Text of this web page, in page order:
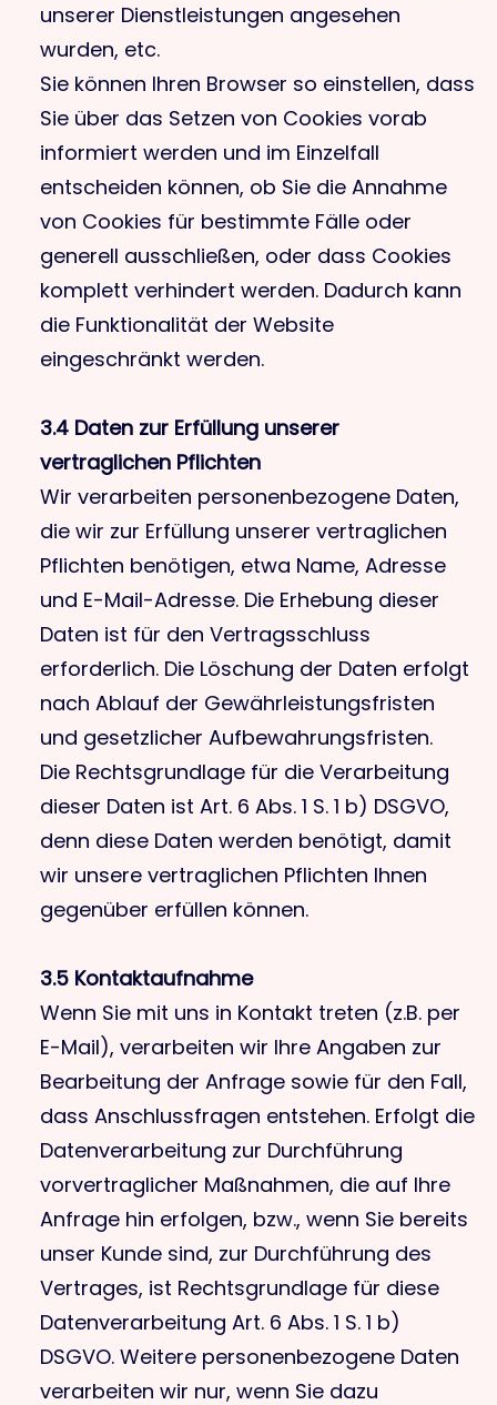
unserer Dienstleistungen angesehen
wurden, etc.
Sie können Ihren Browser so einstellen, dass
Sie über das Setzen von Cookies vorab
informiert werden und im Einzelfall
entscheiden können, ob Sie die Annahme
von Cookies für bestimmte Fälle oder
generell ausschließen, oder dass Cookies
komplett verhindert werden. Dadurch kann
die Funktionalität der Website
eingeschränkt werden.
3.4 Daten zur Erfüllung unserer
vertraglichen Pflichten
Wir verarbeiten personenbezogene Daten,
die wir zur Erfüllung unserer vertraglichen
Pflichten benötigen, etwa Name, Adresse
und E-Mail-Adresse. Die Erhebung dieser
Daten ist für den Vertragsschluss
erforderlich. Die Löschung der Daten erfolgt
nach Ablauf der Gewährleistungsfristen
und gesetzlicher Aufbewahrungsfristen.
Die Rechtsgrundlage für die Verarbeitung
dieser Daten ist Art. 6 Abs. 1 S. 1 b) DSGVO,
denn diese Daten werden benötigt, damit
wir unsere vertraglichen Pflichten Ihnen
gegenüber erfüllen können.
3.5 Kontaktaufnahme
Wenn Sie mit uns in Kontakt treten (z.B. per
E-Mail), verarbeiten wir Ihre Angaben zur
Bearbeitung der Anfrage sowie für den Fall,
dass Anschlussfragen entstehen. Erfolgt die
Datenverarbeitung zur Durchführung
vorvertraglicher Maßnahmen, die auf Ihre
Anfrage hin erfolgen, bzw., wenn Sie bereits
unser Kunde sind, zur Durchführung des
Vertrages, ist Rechtsgrundlage für diese
Datenverarbeitung Art. 6 Abs. 1 S. 1 b)
DSGVO. Weitere personenbezogene Daten
verarbeiten wir nur, wenn Sie dazu